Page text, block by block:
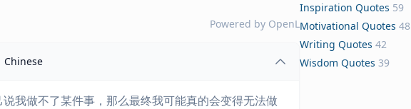
Powered by OpenL
Chinese
我做不了某件事，那么最终我可能真的会变得无法做
Inspiration Quotes 59
Motivational Quotes 48
Writing Quotes 42
Wisdom Quotes 39